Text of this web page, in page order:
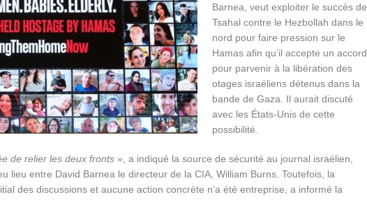
Barnea, veut exploiter le succès de
Tsahal contre le Hezbollah dans le
nord pour faire pression sur le
Hamas afin qu’il accepte un accord
pour parvenir à la libération des
otages israéliens détenus dans la
bande de Gaza. Il aurait discuté
avec les États-Unis de cette
possibilité.
de relier les deux fronts », a indiqué la source de sécurité au journal israélien,
lieu entre David Barnea le directeur de la CIA, William Burns. Toutefois, la
des discussions et aucune action concrète n’a été entreprise, a informé la